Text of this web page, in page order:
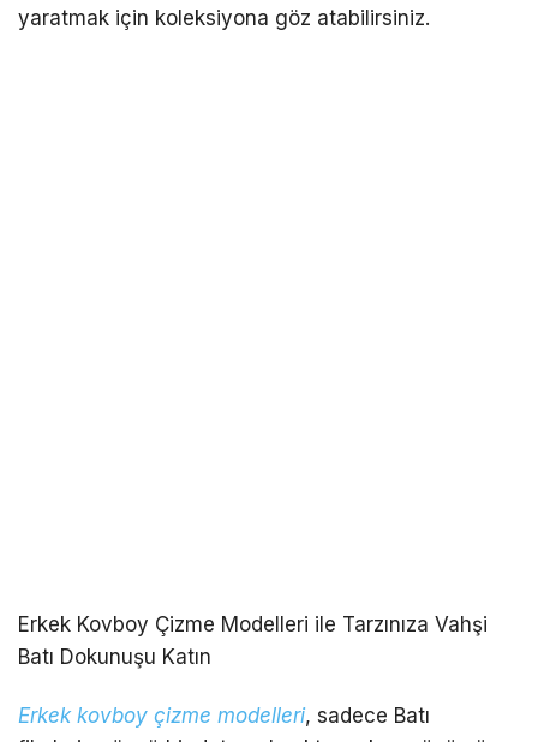
yaratmak için koleksiyona göz atabilirsiniz.
Erkek Kovboy Çizme Modelleri ile Tarzınıza Vahşi
Batı Dokunuşu Katın
Erkek kovboy çizme modelleri, sadece Batı